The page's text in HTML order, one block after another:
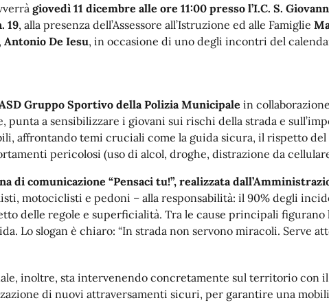
giovedì 11 dicembre alle ore 11:00 presso l’I.C. S.
19, alla presenza dell’Assessore all’Istruzione ed alle Famiglie
Antonio De Iesu, in occasione di uno degli incontri del
Gruppo Sportivo della Polizia Municipale in
punta a sensibilizzare i giovani sui rischi della strada e
affrontando temi cruciali come la guida sicura, il rispetto del
pericolosi (uso di alcol, droghe, distrazione da
di comunicazione “Pensaci tu!”, realizzata
motociclisti e pedoni – alla responsabilità: il 90% degli
delle regole e superficialità. Tra le cause principali figurano
Lo slogan è chiaro: “In strada non servono miracoli. Serve
inoltre, sta intervenendo concretamente sul territorio con
di nuovi attraversamenti sicuri, per garantire una